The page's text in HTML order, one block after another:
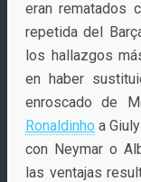
eran rematados
repetida del
los hallazgos
en haber
enroscado de
Ronaldinho a
con Neymar o
las ventajas